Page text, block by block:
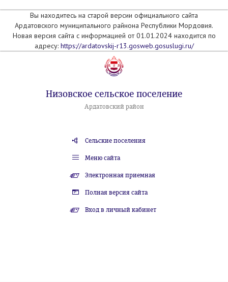
Вы находитесь на старой версии официального сайта
Ардатовского муниципального райнона Республики Мордовия.
Новая версия сайта с информацией от 01.01.2024 находится по
адресу: https://ardatovskij-r13.gosweb.gosuslugi.ru/
Низовское сельское поселение
Ардатовский район
Сельские поселения
Меню сайта
Электронная приемная
Полная версия сайта
Вход в личный кабинет